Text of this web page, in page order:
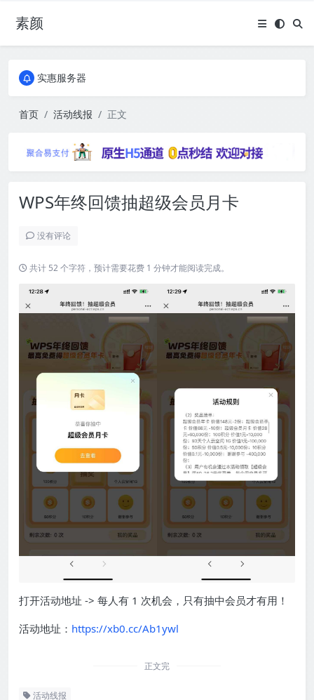
素颜全国免费包邮流量卡
实惠服务器
实惠服务器
首页 活动线报 正文
WPS年终回馈抽超级会员月卡
没有评论
共计 52 个字符，预计需要花费 1 分钟才能阅读完成。
打开活动地址 -> 每人有 1 次机会，只有抽中会员才有用！
活动地址： https://xb0.cc/Ab1ywl
正文完
活动线报